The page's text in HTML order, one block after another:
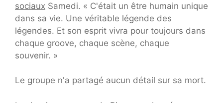
sociaux Samedi. « C'était un être humain unique
dans sa vie. Une véritable légende des
légendes. Et son esprit vivra pour toujours dans
chaque groove, chaque scène, chaque
souvenir. »
Le groupe n'a partagé aucun détail sur sa mort.